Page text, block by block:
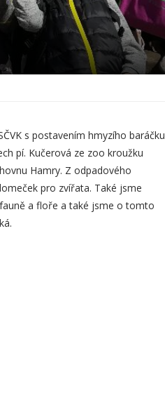
s postavením hmyzího baráčku
pí. Kučerová ze zoo kroužku
Hamry. Z odpadového
pro zvířata. Také jsme
a floře a také jsme o tomto